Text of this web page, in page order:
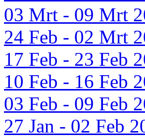
03 Mrt - 09 Mrt
24 Feb - 02 Mrt
17 Feb - 23 Feb
10 Feb - 16 Feb
03 Feb - 09 Feb
27 Jan - 02 Feb